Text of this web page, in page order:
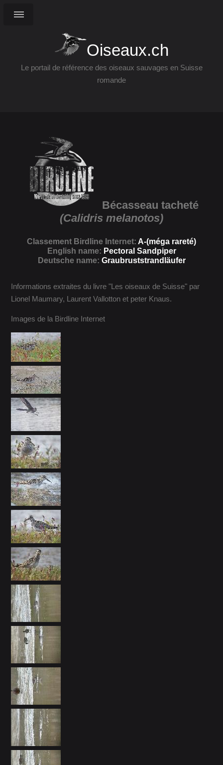
Oiseaux.ch
Le portail de référence des oiseaux sauvages en Suisse
romande
Bécasseau tacheté
(Calidris melanotos)
Classement Birdline Internet: A-(méga rareté)
English name: Pectoral Sandpiper
Deutsche name: Graubruststrandläufer
Informations extraites du livre "Les oiseaux de Suisse" par
Lionel Maumary, Laurent Vallotton et peter Knaus.
Images de la Birdline Internet